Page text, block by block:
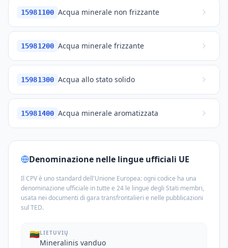
15981100 Acqua minerale non frizzante
15981200 Acqua minerale frizzante
15981300 Acqua allo stato solido
15981400 Acqua minerale aromatizzata
Denominazione nelle lingue ufficiali UE
Il CPV è uno standard dell'Unione Europea: ogni codice ha una
denominazione ufficiale in tutte e 24 le lingue degli Stati membri,
usata nei documenti di gara transfrontalieri e nelle pubblicazioni
sul TED.
🇱🇹LIETUVIŲ
Mineralinis vanduo